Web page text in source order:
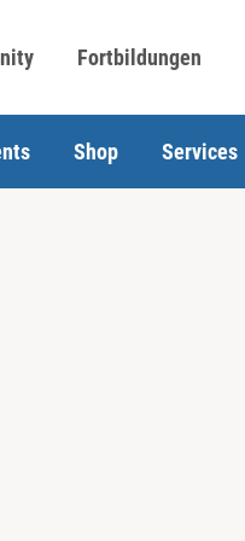
Fortbildungen
Shop Services